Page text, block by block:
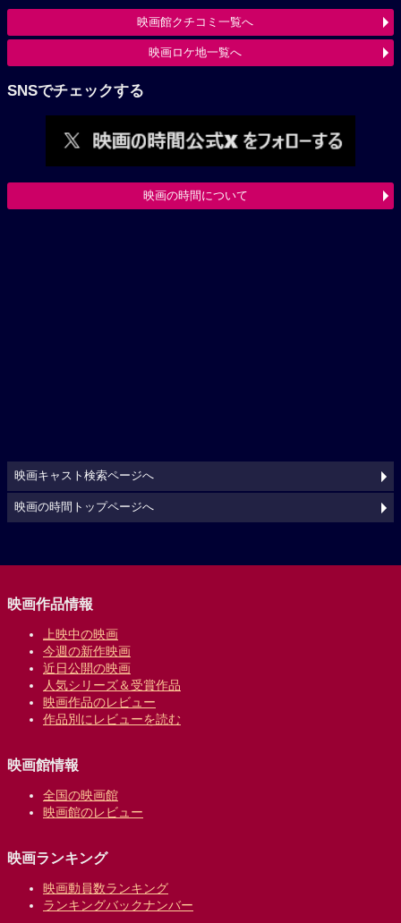
映画館クチコミ一覧へ
映画ロケ地一覧へ
SNSでチェックする
映画の時間について
映画キャスト検索ページへ
映画の時間トップページへ
映画作品情報
上映中の映画
今週の新作映画
近日公開の映画
人気シリーズ＆受賞作品
映画作品のレビュー
作品別にレビューを読む
映画館情報
全国の映画館
映画館のレビュー
映画ランキング
映画動員数ランキング
ランキングバックナンバー